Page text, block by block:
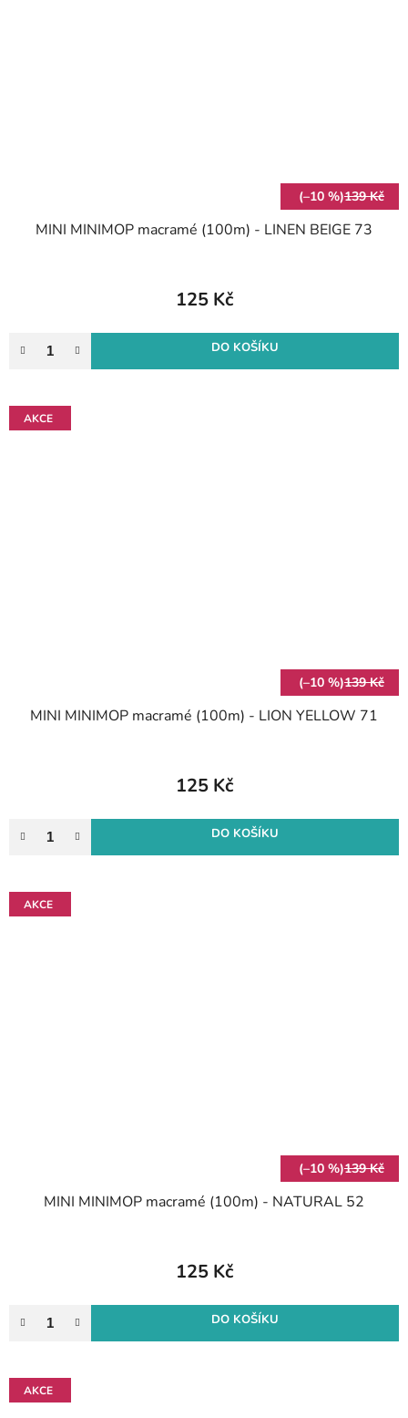
(–10 %)139 Kč
MINI MINIMOP macramé (100m) - LINEN BEIGE 73
125 Kč
DO KOŠÍKU
AKCE
(–10 %)139 Kč
MINI MINIMOP macramé (100m) - LION YELLOW 71
125 Kč
DO KOŠÍKU
AKCE
(–10 %)139 Kč
MINI MINIMOP macramé (100m) - NATURAL 52
125 Kč
DO KOŠÍKU
AKCE